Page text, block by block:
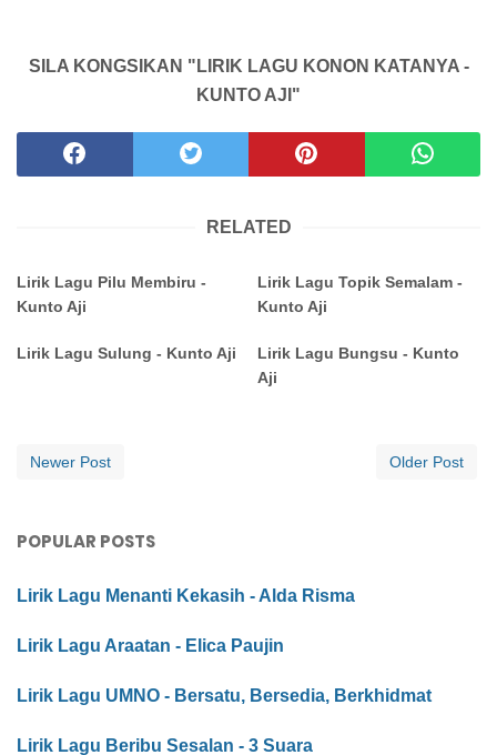
SILA KONGSIKAN "LIRIK LAGU KONON KATANYA -
KUNTO AJI"
RELATED
Lirik Lagu Pilu Membiru -
Kunto Aji
Lirik Lagu Topik Semalam -
Kunto Aji
Lirik Lagu Sulung - Kunto Aji
Lirik Lagu Bungsu - Kunto
Aji
Newer Post Older Post
POPULAR POSTS
Lirik Lagu Menanti Kekasih - Alda Risma
Lirik Lagu Araatan - Elica Paujin
Lirik Lagu UMNO - Bersatu, Bersedia, Berkhidmat
Lirik Lagu Beribu Sesalan - 3 Suara